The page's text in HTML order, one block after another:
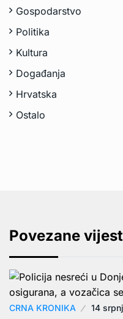
Gospodarstvo
Politika
Kultura
Događanja
Hrvatska
Ostalo
Povezane
CRNA KRONIKA 14